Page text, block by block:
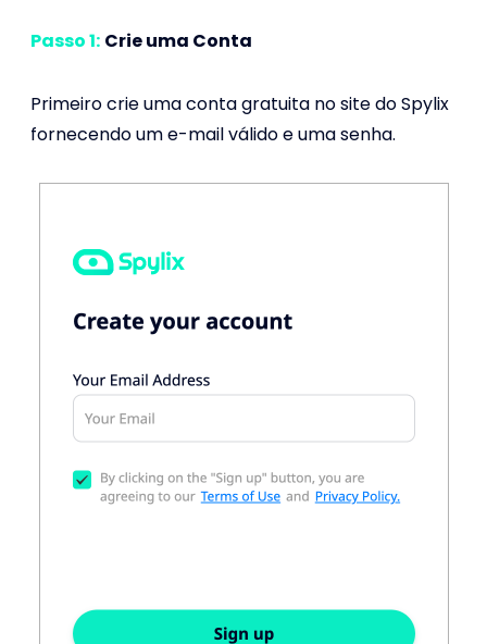
Passo 1: Crie uma Conta
Primeiro crie uma conta gratuita no site do Spylix
fornecendo um e-mail válido e uma senha.